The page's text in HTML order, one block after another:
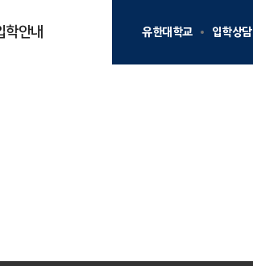
학안내 유한대학교 입학상담